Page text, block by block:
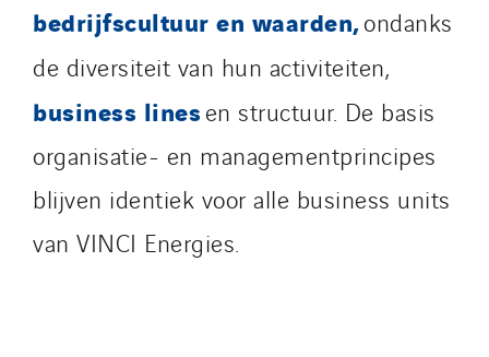
bedrijfscultuur en waarden,ondanks
de diversiteit van hun activiteiten,
business linesen structuur. De basis
organisatie- en managementprincipes
blijven identiek voor alle business units
van VINCI Energies.